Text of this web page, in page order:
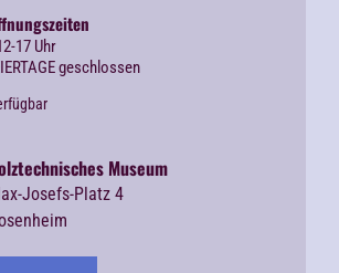
17 Uhr
geschlossen
Museum
Josefs-Platz 4